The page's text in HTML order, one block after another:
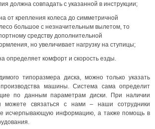
должна совпадать с указанной в инструкции;
от крепления колеса до симметричной
большое с незначительным вылетом, то
средству дополнительной
но увеличивает нагрузку на ступицы;
определяет комфорт и скорость езды.
типоразмера диска, можно только указать
машины. Система сама определит
по данным параметрам диски. При наличии
связаться с нами – наши сотрудники
исчерпывающую информацию, а также помощь в